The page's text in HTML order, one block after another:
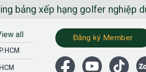
hạng golfer nghiệp dư Việt Nam
all Đăng ký Member